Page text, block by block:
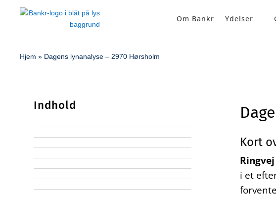
Om Bankr Ydelser
Hjem » Dagens lynanalyse – 2970 Hørsholm
Indhold
Kort
i et